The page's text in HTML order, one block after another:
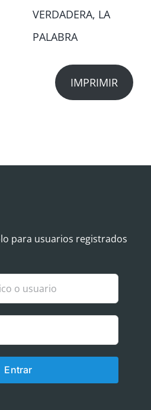
VERDADERA, LA
PALABRA
IMPRIMIR
para usuarios registrados
Entrar